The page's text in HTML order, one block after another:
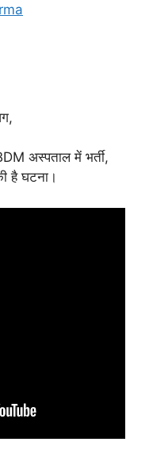
अस्पताल में भर्ती,
है घटना।